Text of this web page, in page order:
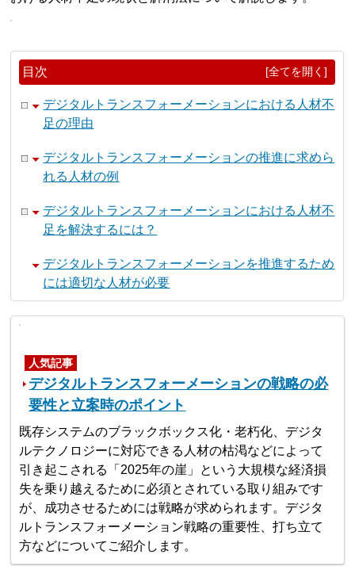
目次 [全てを開く]
デジタルトランスフォーメーションにおける人材不
足の理由
デジタルトランスフォーメーションの推進に求めら
れる人材の例
デジタルトランスフォーメーションにおける人材不
足を解決するには？
デジタルトランスフォーメーションを推進するため
には適切な人材が必要
人気記事
デジタルトランスフォーメーションの戦略の必
要性と立案時のポイント
既存システムのブラックボックス化・老朽化、デジタ
ルテクノロジーに対応できる人材の枯渇などによって
引き起こされる「2025年の崖」という大規模な経済損
失を乗り越えるために必須とされている取り組みです
が、成功させるためには戦略が求められます。デジタ
ルトランスフォーメーション戦略の重要性、打ち立て
方などについてご紹介します。